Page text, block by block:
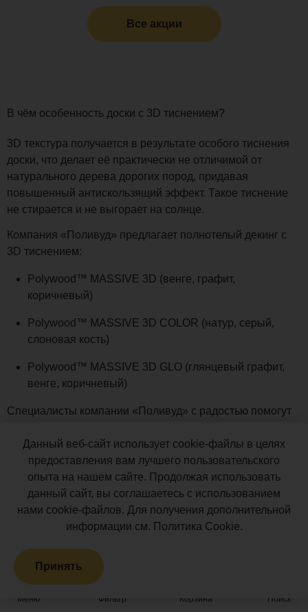
Меню Фильтр Корзина Поиск
Все акции
В чём особенность доски с 3D тиснением?
3D текстура получается в результате особого тиснения
доски, что делает её практически не отличимой от
натурального дерева дорогих пород, придавая
повышенный антискользящий эффект. Такое тиснение
не стирается и не выгорает на солнце.
Компания «Поливуд» предлагает полнотелый декинг с
3D тиснением:
Polywood™ MASSIVE 3D (венге, графит,
коричневый)
Polywood™ MASSIVE 3D COLOR (натур, серый,
слоновая кость)
Polywood™ MASSIVE 3D GLO (глянцевый графит,
венге, коричневый)
Специалисты компании «Поливуд» с радостью помогут
пожеланий и бюджета, а также подскажут, в какое время
её лучше строить.
Контакты компании
«Поливуд» в Санкт-
Петербурге
Телефон
+ 7 (812) 209-19-59
Данный веб-сайт использует cookie-файлы в целях
предоставления вам лучшего пользовательского
опыта на нашем сайте. Продолжая использовать
данный сайт, вы соглашаетесь с использованием
нами cookie-файлов. Для получения дополнительной
информации см. Политика Cookie.
Принять